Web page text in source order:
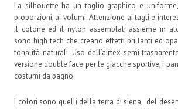
La silhouette ha un taglio graphico e
proporzioni, ai volumi. Attenzione ai tagli e
il cotone ed il nylon assemblati assieme in
sono high tech che creano effetti brillanti ed
tonalità naturali. Uso dell’airtex semi
versione double face per le giacche sportive, i
costumi da bagno.
I colori sono quelli della terra di siena, del